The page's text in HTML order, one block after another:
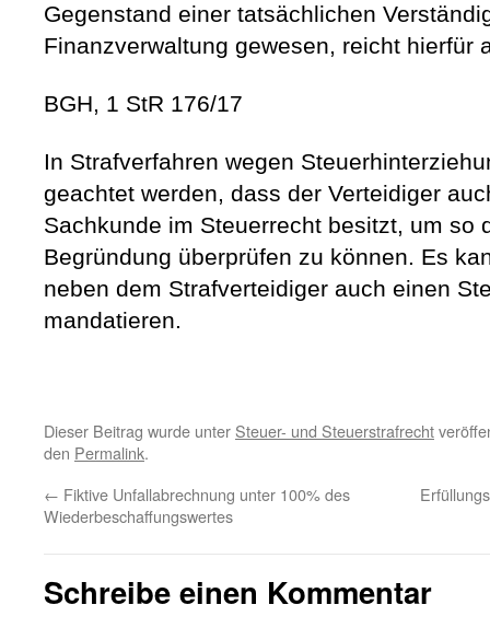
Gegenstand einer tatsächlichen
Finanzverwaltung gewesen, reicht hierfür
BGH, 1 StR 176/17
In Strafverfahren wegen
geachtet werden, dass der Verteidiger
Sachkunde im Steuerrecht besitzt, um so
Begründung überprüfen zu können. Es
neben dem Strafverteidiger auch einen
mandatieren.
Dieser Beitrag wurde unter Steuer- und Steuerstrafrecht
den Permalink.
← Fiktive Unfallabrechnung unter 100% des
Wiederbeschaffungswertes
Schreibe einen Kommentar